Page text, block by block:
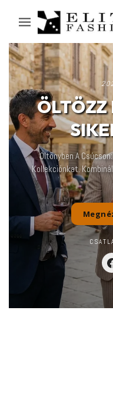
ÖLTÖZZ
Öltönyben A
Kollekciónkat.